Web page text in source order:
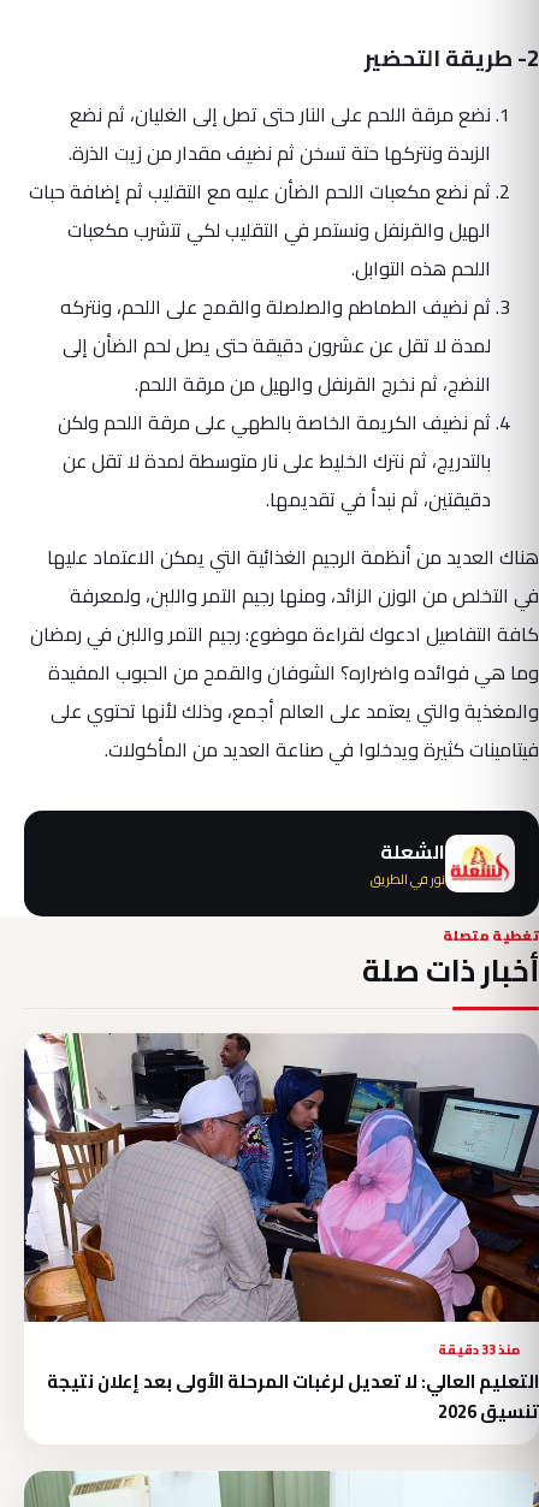
2- طريقة التحضير
نضع مرقة اللحم على النار حتى تصل إلى الغليان، ثم نضع
الزبدة ونتركها حتة تسخن ثم نضيف مقدار من زيت الذرة.
ثم نضع مكعبات اللحم الضأن عليه مع التقليب ثم إضافة حبات
الهيل والقرنفل ونستمر في التقليب لكي تتشرب مكعبات
اللحم هذه التوابل.
ثم نضيف الطماطم والصلصلة والقمح على اللحم، ونتركه
لمدة لا تقل عن عشرون دقيقة حتى يصل لحم الضأن إلى
النضج، ثم نخرج القرنفل والهيل من مرقة اللحم.
ثم نضيف الكريمة الخاصة بالطهي على مرقة اللحم ولكن
بالتدريج، ثم نترك الخليط على نار متوسطة لمدة لا تقل عن
دقيقتين، ثم نبدأ في تقديمها.
هناك العديد من أنظمة الرجيم الغذائية التي يمكن الاعتماد عليها
في التخلص من الوزن الزائد، ومنها رجيم التمر واللبن، ولمعرفة
كافة التفاصيل ادعوك لقراءة موضوع: رجيم التمر واللبن في رمضان
وما هي فوائده واضراره؟ الشوفان والقمح من الحبوب المفيدة
والمغذية والتي يعتمد على العالم أجمع، وذلك لأنها تحتوي على
فيتامينات كثيرة ويدخلوا في صناعة العديد من المأكولات.
الشعلة
نور في الطريق
تغطية متصلة
أخبار ذات صلة
منذ 33 دقيقة
التعليم العالي: لا تعديل لرغبات المرحلة الأولى بعد إعلان نتيجة
تنسيق 2026